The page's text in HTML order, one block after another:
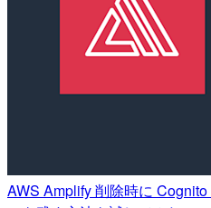
AWS Amplify 削除時に